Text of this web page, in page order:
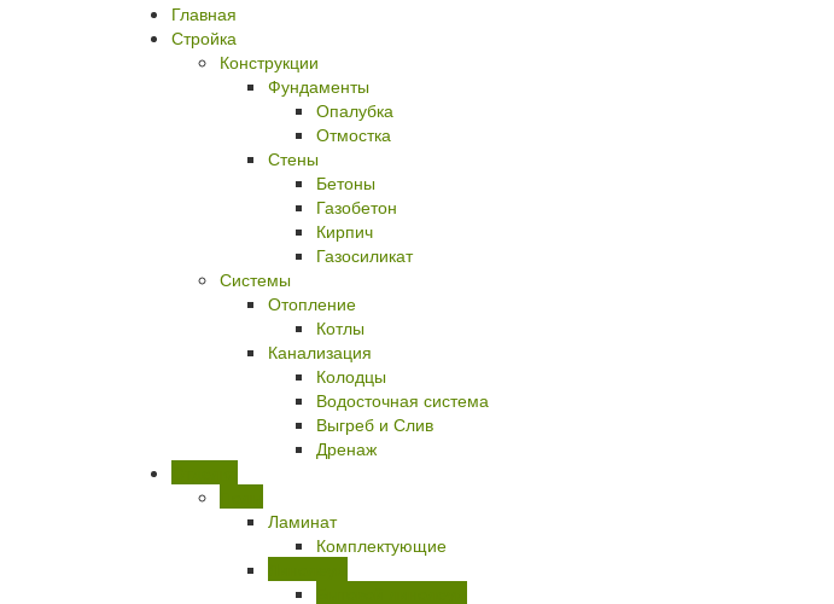
Главная
Стройка
Конструкции
Фундаменты
Опалубка
Отмостка
Стены
Бетоны
Газобетон
Кирпич
Газосиликат
Системы
Отопление
Котлы
Канализация
Колодцы
Водосточная система
Выгреб и Слив
Дренаж
Ламинат
Комплектующие